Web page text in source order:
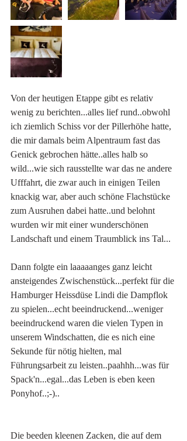
Von der heutigen Etappe gibt es relativ
wenig zu berichten...alles lief rund..obwohl
ich ziemlich Schiss vor der Pillerhöhe hatte,
die mir damals beim Alpentraum fast das
Genick gebrochen hätte..alles halb so
wild...wie sich rausstellte war das ne andere
Ufffahrt, die zwar auch in einigen Teilen
knackig war, aber auch schöne Flachstücke
zum Ausruhen dabei hatte..und belohnt
wurden wir mit einer wunderschönen
Landschaft und einem Traumblick ins Tal...
Dann folgte ein laaaaanges ganz leicht
ansteigendes Zwischenstück...perfekt für die
Hamburger Heissdüse Lindi die Dampflok
zu spielen...echt beeindruckend...weniger
beeindruckend waren die vielen Typen in
unserem Windschatten, die es nich eine
Sekunde für nötig hielten, mal
Führungsarbeit zu leisten..paahhh...was für
Spack'n...egal...das Leben is eben keen
Ponyhof..;-)..
Die beeden kleenen Zacken, die auf dem